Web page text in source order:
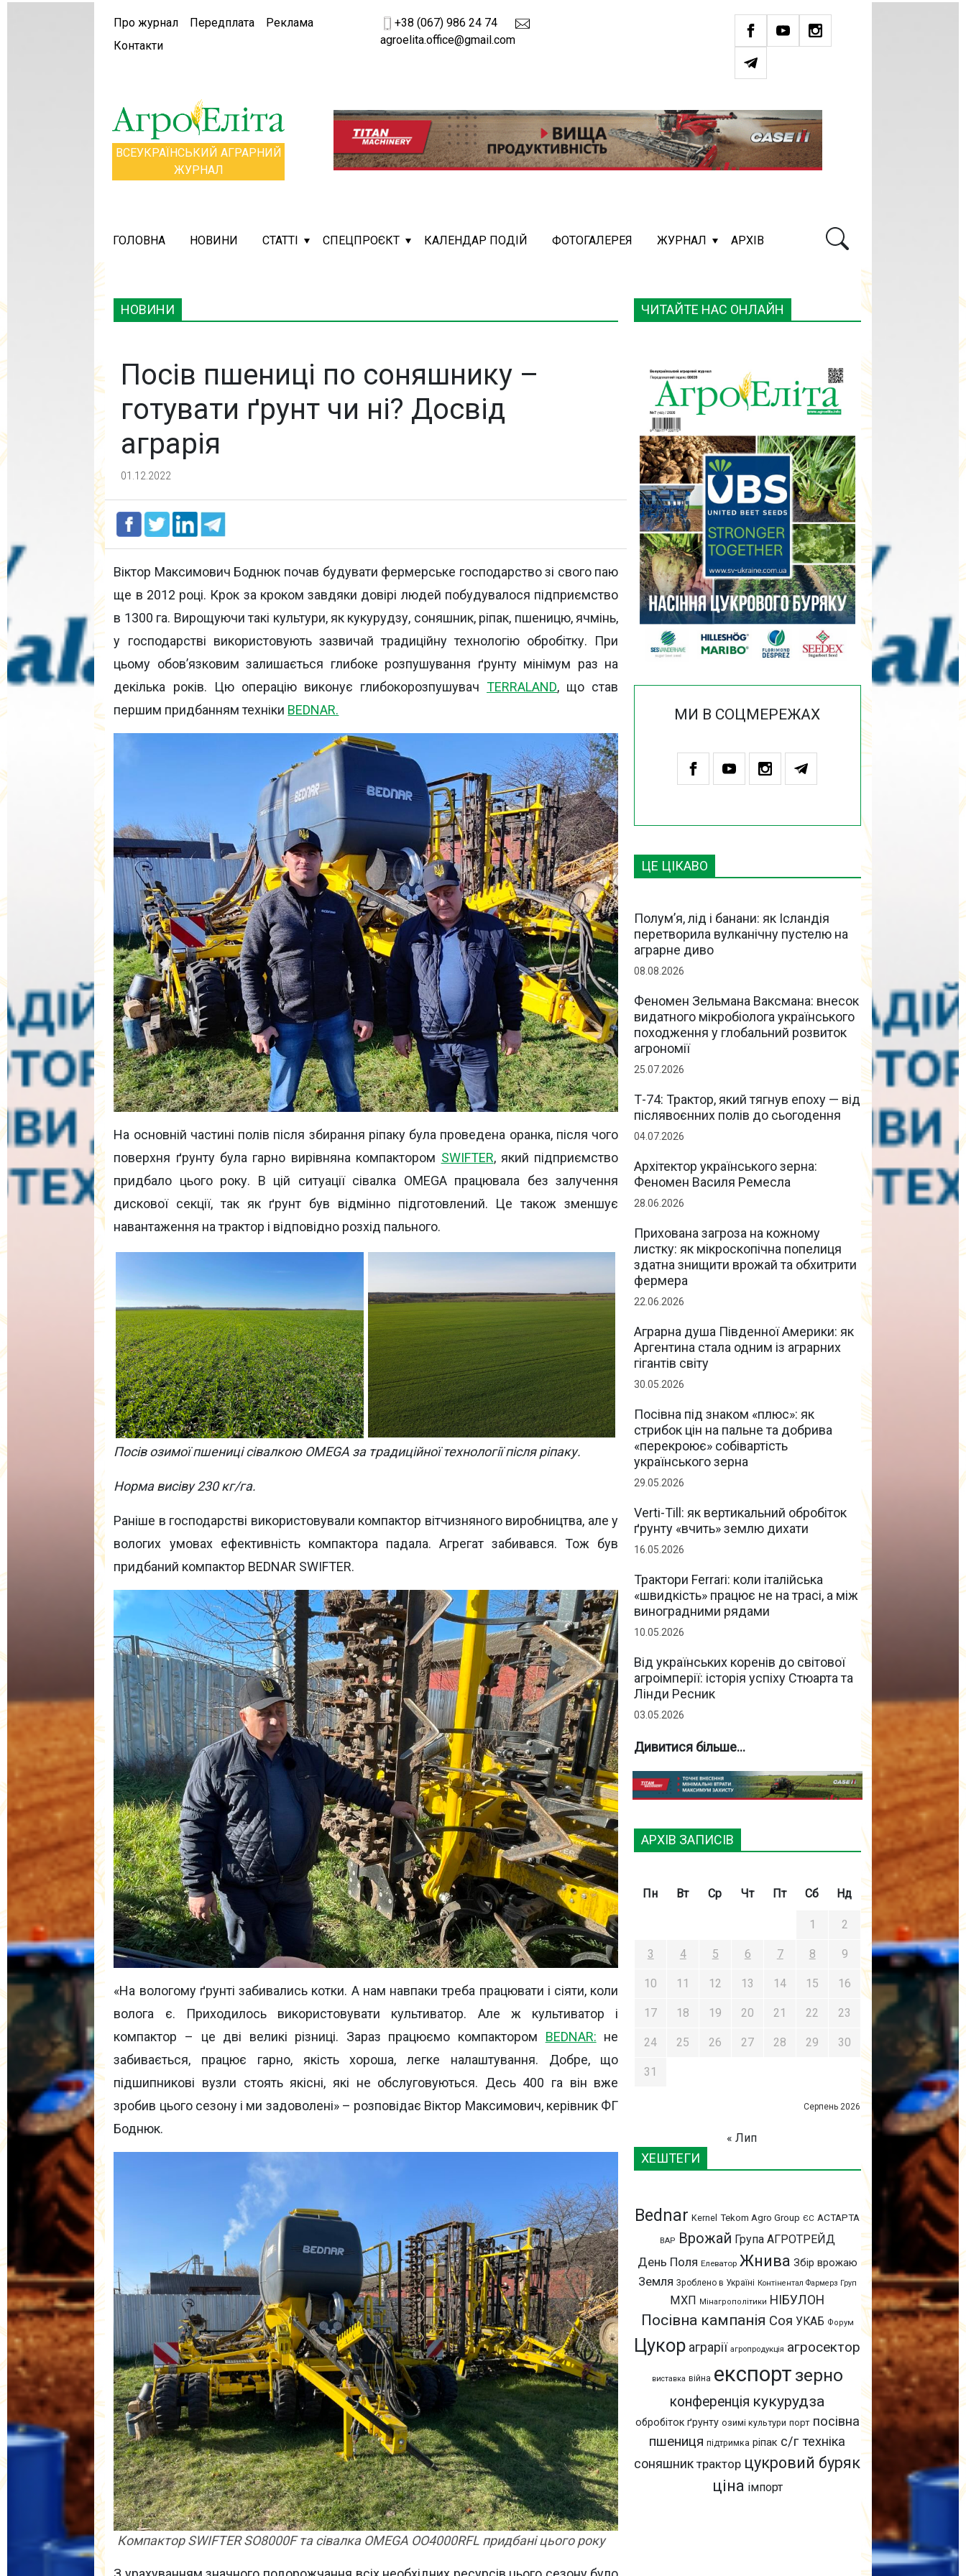
Про журнал Передплата
Реклама
Контакти
+38 (067) 986 24 74
agroelita.office@gmail.com
ВСЕУКРАЇНСЬКИЙ АГРАРНИЙ
ЖУРНАЛ
ГОЛОВНА НОВИНИ СТАТТІ СПЕЦПРОЄКТ КАЛЕНДАР ПОДІЙ ФОТОГАЛЕРЕЯ ЖУРНАЛ АРХІВ
ЧИТАЙТЕ НАС ОНЛАЙН
МИ В СОЦМЕРЕЖАХ
ЦЕ ЦІКАВО
Полум’я, лід і банани: як Ісландія
перетворила вулканічну пустелю на
аграрне диво
08.08.2026
Феномен Зельмана Ваксмана: внесок
видатного мікробіолога українського
походження у глобальний розвиток
агрономії
25.07.2026
Т-74: Трактор, який тягнув епоху — від
післявоєнних полів до сьогодення
04.07.2026
Архітектор українського зерна:
Феномен Василя Ремесла
28.06.2026
Прихована загроза на кожному
листку: як мікроскопічна попелиця
здатна знищити врожай та обхитрити
фермера
22.06.2026
Аграрна душа Південної Америки: як
Аргентина стала одним із аграрних
гігантів світу
30.05.2026
Посівна під знаком «плюс»: як
стрибок цін на пальне та добрива
«перекроює» собівартість
українського зерна
29.05.2026
Verti-Till: як вертикальний обробіток
ґрунту «вчить» землю дихати
16.05.2026
Трактори Ferrari: коли італійська
«швидкість» працює не на трасі, а між
виноградними рядами
10.05.2026
Від українських коренів до світової
агроімперії: історія успіху Стюарта та
Лінди Ресник
03.05.2026
Дивитися більше...
АРХІВ ЗАПИСІВ
Серпень 2026
Пн Вт Ср Чт Пт Сб Нд
1 2
3 4 5 6 7 8 9
10 11 12 13 14 15 16
17 18 19 20 21 22 23
24 25 26 27 28 29 30
31
« Лип
ХЕШТЕГИ
Bednar Kernel Tekom Agro Group ЄС АСТАРТА
ВАР Врожай Група АГРОТРЕЙД
День Поля Елеватор Жнива Збір врожаю
Земля Зроблено в Україні Контінентал Фармерз Груп
МХП Мінагрополітики НІБУЛОН
Посівна кампанія Соя УКАБ Форум
Цукор аграрії агропродукція агросектор
виставка війна експорт зерно
конференція кукурудза
обробіток ґрунту озимі культури порт посівна
пшениця підтримка ріпак с/г техніка
соняшник трактор цукровий буряк
ціна імпорт
НОВИНИ
Посів пшениці по соняшнику –
готувати ґрунт чи ні? Досвід
аграрія
01.12.2022
Віктор Максимович Боднюк почав будувати фермерське господарство зі свого паю
ще в 2012 році. Крок за кроком завдяки довірі людей побудувалося підприємство
в 1300 га. Вирощуючи такі культури, як кукурудзу, соняшник, ріпак, пшеницю, ячмінь,
у господарстві використовують зазвичай традиційну технологію обробітку. При
цьому обов’язковим залишається глибоке розпушування ґрунту мінімум раз на
декілька років. Цю операцію виконує глибокорозпушувачTERRALAND, що став
першим придбанням техніки BEDNAR.
На основній частині полів після збирання ріпаку була проведена оранка, після чого
поверхня ґрунту була гарно вирівняна компактором SWIFTER, який підприємство
придбало цього року. В цій ситуації сівалка OMEGA працювала без залучення
дискової секції, так як ґрунт був відмінно підготовлений. Це також зменшує
навантаження на трактор і відповідно розхід пального.
Посів озимої пшениці сівалкою OMEGA за традиційної технології після ріпаку.
Норма висіву 230 кг/га.
Раніше в господарстві використовували компактор вітчизняного виробництва, але у
вологих умовах ефективність компактора падала. Агрегат забивався. Тож був
придбаний компактор BEDNAR SWIFTER.
«На вологому ґрунті забивались котки. А нам навпаки треба працювати і сіяти, коли
волога є. Приходилось використовувати культиватор. Але ж культиватор і
компактор – це дві великі різниці. Зараз працюємо компактором BEDNAR: не
забивається, працює гарно, якість хороша, легке налаштування. Добре, що
підшипникові вузли стоять якісні, які не обслуговуються. Десь 400 га він вже
зробив цього сезону і ми задоволені» – розповідає Віктор Максимович, керівник ФГ
Боднюк.
Компактор SWIFTER SO8000F та сівалка OMEGA OO4000RFL придбані цього року